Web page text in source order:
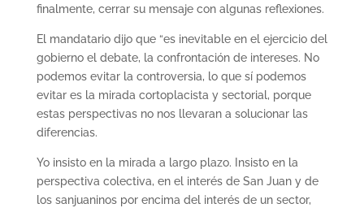
finalmente, cerrar su mensaje con algunas reflexiones.
El mandatario dijo que “es inevitable en el ejercicio del
gobierno el debate, la confrontación de intereses. No
podemos evitar la controversia, lo que sí podemos
evitar es la mirada cortoplacista y sectorial, porque
estas perspectivas no nos llevaran a solucionar las
diferencias.
Yo insisto en la mirada a largo plazo. Insisto en la
perspectiva colectiva, en el interés de San Juan y de
los sanjuaninos por encima del interés de un sector,